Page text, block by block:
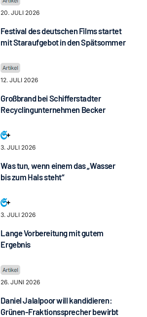
20. JULI 2026
Festival des deutschen Films startet
mit Staraufgebot in den Spätsommer
12. JULI 2026
Großbrand bei Schifferstadter
Recyclingunternehmen Becker
3. JULI 2026
Was tun, wenn einem das „Wasser
bis zum Hals steht“
3. JULI 2026
Lange Vorbereitung mit gutem
Ergebnis
26. JUNI 2026
Daniel Jalalpoor will kandidieren:
Grünen-Fraktionssprecher bewirbt